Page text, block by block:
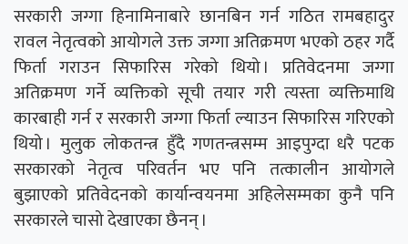
सरकारी जग्गा हिनामिनाबारे छानबिन गर्न गठित रामबहादुर
रावल नेतृत्वको आयोगले उक्त जग्गा अतिक्रमण भएको ठहर गर्दै
फिर्ता गराउन सिफारिस गरेको थियो । प्रतिवेदनमा जग्गा
अतिक्रमण गर्ने व्यक्तिको सूची तयार गरी त्यस्ता व्यक्तिमाथि
कारबाही गर्न र सरकारी जग्गा फिर्ता ल्याउन सिफारिस गरिएको
थियो । मुलुक लोकतन्त्र हुँदै गणतन्त्रसम्म आइपुग्दा धरै पटक
सरकारको नेतृत्व परिवर्तन भए पनि तत्कालीन आयोगले
बुझाएको प्रतिवेदनको कार्यान्वयनमा अहिलेसम्मका कुनै पनि
सरकारले चासो देखाएका छैनन् ।